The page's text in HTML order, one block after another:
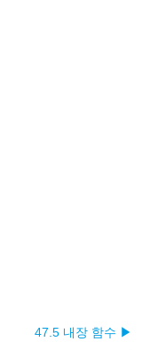
47.5 내장 함수 ▶︎